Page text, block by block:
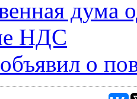
дума
НДС
о